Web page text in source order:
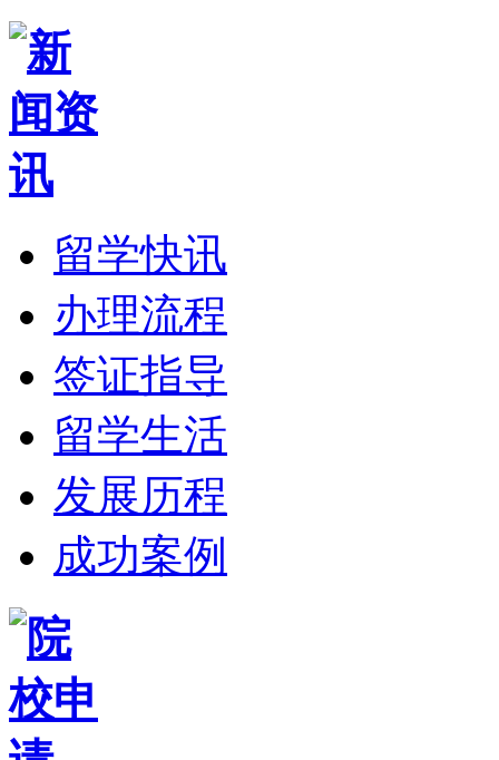
留学快讯
办理流程
签证指导
留学生活
发展历程
成功案例